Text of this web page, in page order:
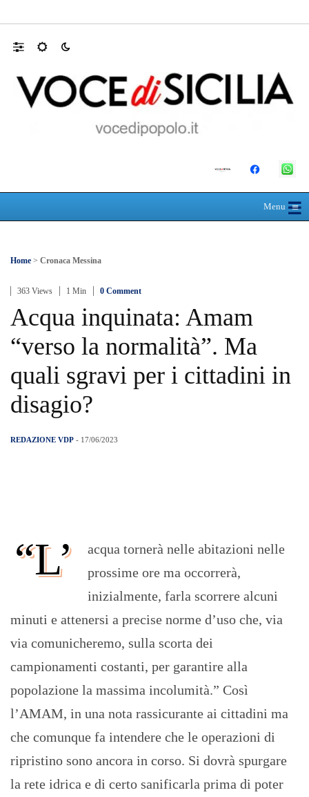
Menu≡
☰
Home > Cronaca Messina
363 Views 1 Min 0 Comment
Acqua inquinata: Amam
“verso la normalità”. Ma
quali sgravi per i cittadini in
disagio?
REDAZIONE VDP - 17/06/2023
“L’
acqua tornerà nelle abitazioni nelle
prossime ore ma occorrerà,
inizialmente, farla scorrere alcuni
minuti e attenersi a precise norme d’uso che, via
via comunicheremo, sulla scorta dei
campionamenti costanti, per garantire alla
popolazione la massima incolumità.” Così
l’AMAM, in una nota rassicurante ai cittadini ma
che comunque fa intendere che le operazioni di
ripristino sono ancora in corso. Si dovrà spurgare
la rete idrica e di certo sanificarla prima di poter